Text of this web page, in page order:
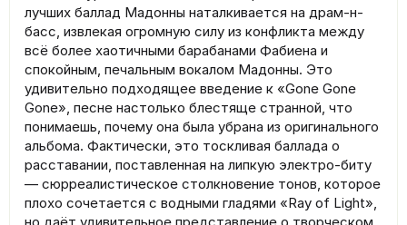
лучших баллад Мадонны наталкивается на драм-н-
басс, извлекая огромную силу из конфликта между
всё более хаотичными барабанами Фабиена и
спокойным, печальным вокалом Мадонны. Это
удивительно подходящее введение к «Gone Gone
Gone», песне настолько блестяще странной, что
понимаешь, почему она была убрана из оригинального
альбома. Фактически, это тоскливая баллада о
расставании, поставленная на липкую электро-биту
— сюрреалистическое столкновение тонов, которое
плохо сочетается с водными гладями «Ray of Light»,
но даёт удивительное представление о творческом